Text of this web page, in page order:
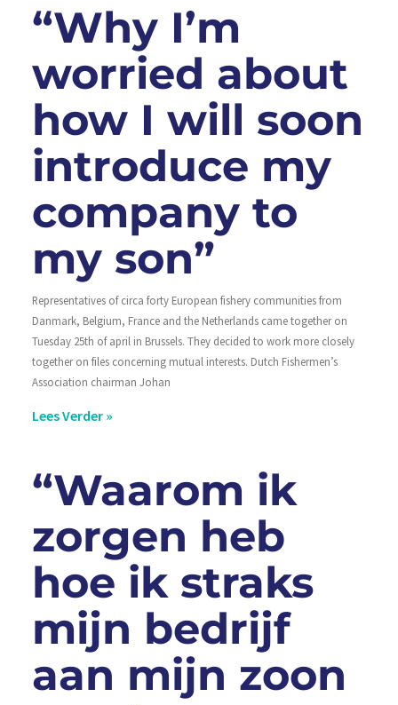
“Why I’m
worried about
how I will soon
introduce my
company to
my son”
Representatives of circa forty European fishery communities from
Danmark, Belgium, France and the Netherlands came together on
Tuesday 25th of april in Brussels. They decided to work more closely
together on files concerning mutual interests. Dutch Fishermen’s
Association chairman Johan
Lees Verder »
“Waarom ik
zorgen heb
hoe ik straks
mijn bedrijf
aan mijn zoon